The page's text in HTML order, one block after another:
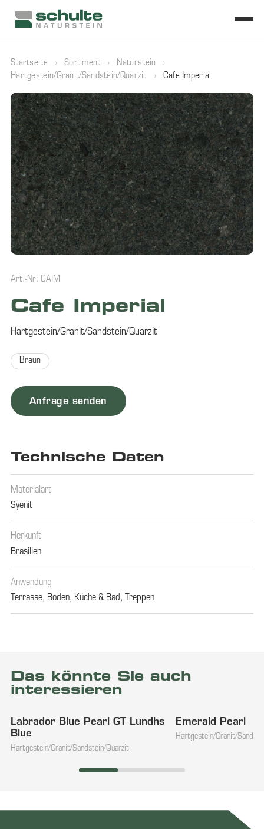
Startseite › Sortiment › Naturstein
›
Hartgestein/Granit/Sandstein/Quarzit
› Cafe Imperial
Art.-Nr: CAIM
Cafe Imperial
Hartgestein/Granit/Sandstein/Quarzit
Braun
Anfrage senden
Technische Daten
Materialart
Syenit
Herkunft
Brasilien
Anwendung
Terrasse, Boden, Küche & Bad, Treppen
Das könnte Sie auch
interessieren
Labrador Blue Pearl GT Lundhs
Blue
Hartgestein/Granit/Sandstein/Quarzit
Emerald Pearl
Hartgestein/Granit/